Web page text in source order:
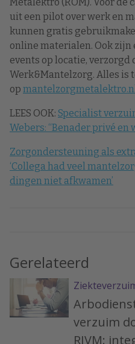
uit een pilot over werk en
kunnen gratis
online materialen. Ook
events op locatie, verzorgd
Werk&Mantelzorg. Alles is
op mantelzorgmetalektro.nl
LEES OOK: Specialist
Webers: “Benader privé en
Zorgondersteuning als
‘Collega had veel
dingen niet afkwamen’
Gerelateerd
verzuim
RIVM: